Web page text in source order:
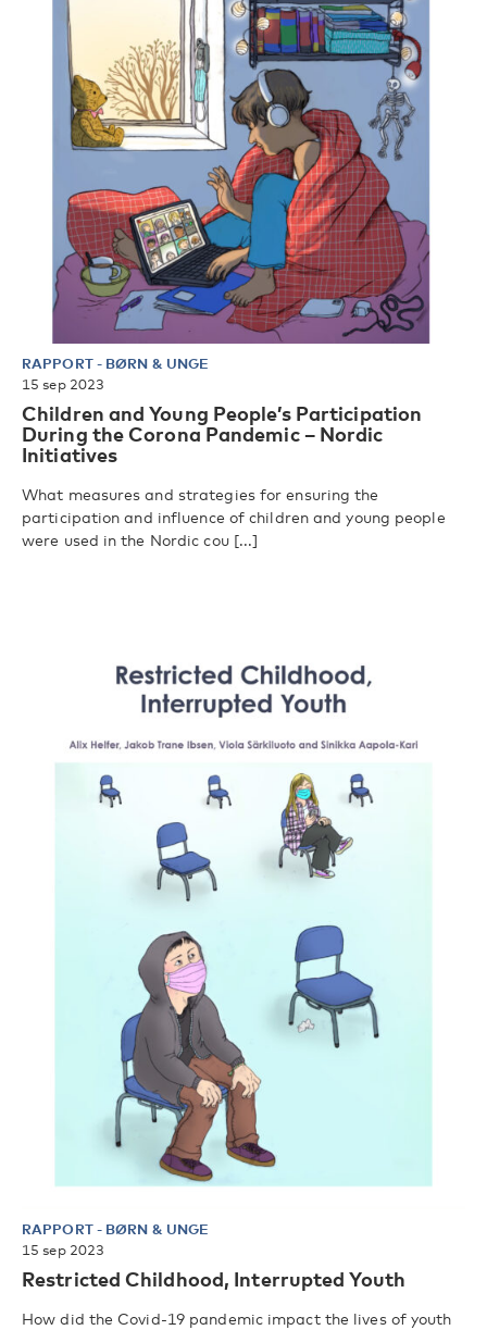
RAPPORT- BØRN & UNGE
15 sep 2023
Children and Young People’s Participation
During the Corona Pandemic – Nordic
Initiatives
What measures and strategies for ensuring the
participation and influence of children and young people
were used in the Nordic cou [...]
RAPPORT- BØRN & UNGE
15 sep 2023
Restricted Childhood, Interrupted Youth
How did the Covid-19 pandemic impact the lives of youth